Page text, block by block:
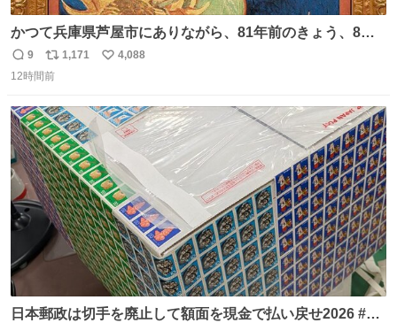
かつて兵庫県芦屋市にありながら、81年前のきょう、8月6
日の阪神大空襲の折に残念ながら焼失した、 #ゴッホ の幻
の「 #ヒマワリ 」。 当館は、東京都にある武者小路実篤記
り陶板で原寸大に再現し、2014年より展示しています。 #
大塚国際美術館
返
信
9
リ
ポ
ト
数
1,171
い
数
4,088
12時間前
日本郵政は切手を廃止して額面を現金で払い戻せ2026 #日